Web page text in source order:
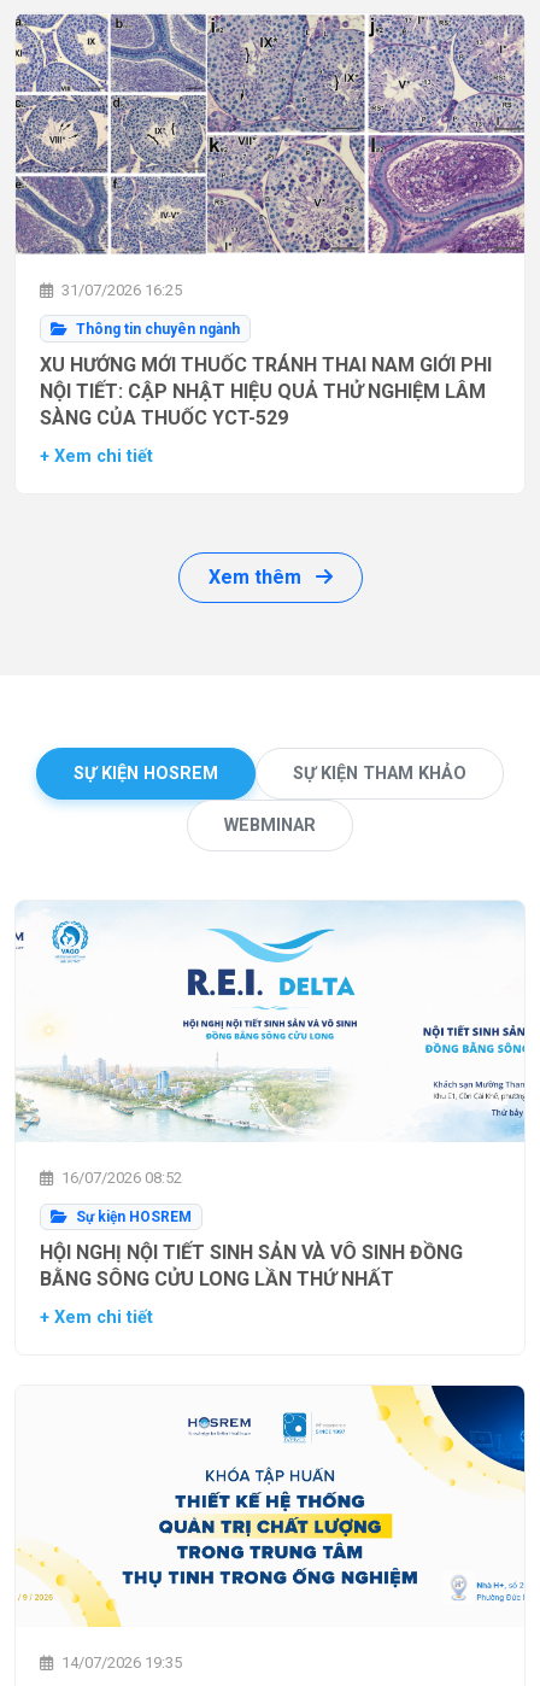
31/07/2026 16:25
Thông tin chuyên ngành
XU HƯỚNG MỚI THUỐC TRÁNH THAI NAM GIỚI PHI
NỘI TIẾT: CẬP NHẬT HIỆU QUẢ THỬ NGHIỆM LÂM
SÀNG CỦA THUỐC YCT-529
+ Xem chi tiết
Xem thêm
SỰ KIỆN HOSREM SỰ KIỆN THAM KHẢO
WEBMINAR
16/07/2026 08:52
Sự kiện HOSREM
HỘI NGHỊ NỘI TIẾT SINH SẢN VÀ VÔ SINH ĐỒNG
BẰNG SÔNG CỬU LONG LẦN THỨ NHẤT
+ Xem chi tiết
14/07/2026 19:35